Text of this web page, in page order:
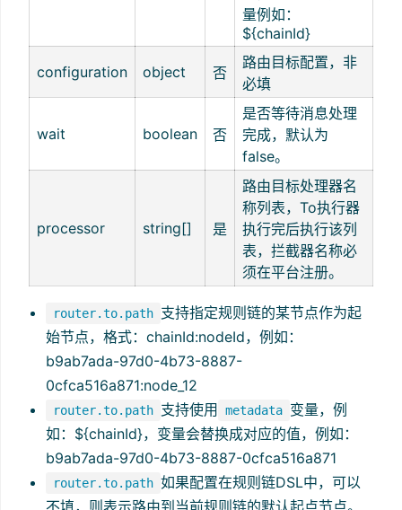
量例如：
${chainId}
configuration object 否
路由目标配置，非
必填
wait boolean 否
是否等待消息处理
完成，默认为
false。
processor string[] 是
路由目标处理器名
称列表，To执行器
执行完后执行该列
表，拦截器名称必
须在平台注册。
router.to.path 支持指定规则链的某节点作为起
始节点，格式：chainId:nodeId，例如：
b9ab7ada-97d0-4b73-8887-
0cfca516a871:node_12
router.to.path 支持使用 metadata 变量，例
如：${chainId}，变量会替换成对应的值，例如：
b9ab7ada-97d0-4b73-8887-0cfca516a871
router.to.path 如果配置在规则链DSL中，可以